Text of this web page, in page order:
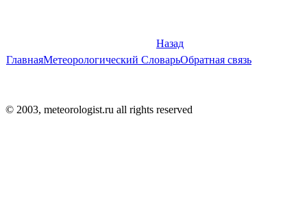
Назад
ГлавнаяМетеорологический СловарьОбратная связь
© 2003, meteorologist.ru all rights reserved